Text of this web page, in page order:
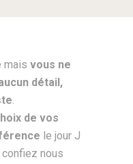
mais vous ne
détail,
.
de vos
le jour J
confiez nous